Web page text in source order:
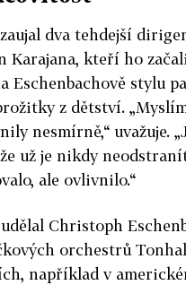
dva tehdejší
Karajana, kteří ho
Eschenbachově stylu
z dětství.
nesmírně,“ uvažuje.
už je nikdy
ale ovlivnilo.“
Christoph
orchestrů
například v